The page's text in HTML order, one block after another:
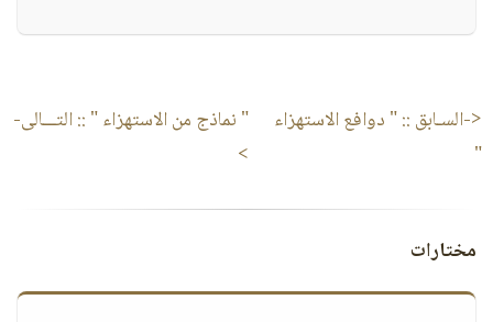
<-السـابق ::" دوافع الاستهزاء
"
" نماذج من الاستهزاء " :: التـــالى-
>
مختارات